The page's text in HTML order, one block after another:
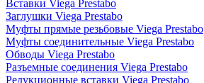
Вставки Viega Prestabo
Заглушки Viega Prestabo
Муфты прямые резьбовые Viega Prestabo
Муфты соединительные Viega Prestabo
Обводы Viega Prestabo
Разъемные соединения Viega Prestabo
Редукционные вставки Viega Prestabo